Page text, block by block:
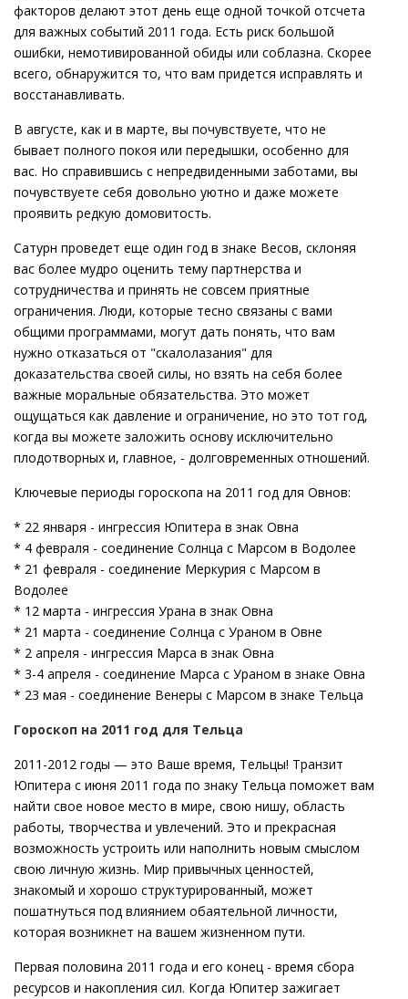
факторов делают этот день еще одной точкой отсчета
для важных событий 2011 года. Есть риск большой
ошибки, немотивированной обиды или соблазна. Скорее
всего, обнаружится то, что вам придется исправлять и
восстанавливать.
В августе, как и в марте, вы почувствуете, что не
бывает полного покоя или передышки, особенно для
вас. Но справившись с непредвиденными заботами, вы
почувствуете себя довольно уютно и даже можете
проявить редкую домовитость.
Сатурн проведет еще один год в знаке Весов, склоняя
вас более мудро оценить тему партнерства и
сотрудничества и принять не совсем приятные
ограничения. Люди, которые тесно связаны с вами
общими программами, могут дать понять, что вам
нужно отказаться от "скалолазания" для
доказательства своей силы, но взять на себя более
важные моральные обязательства. Это может
ощущаться как давление и ограничение, но это тот год,
когда вы можете заложить основу исключительно
плодотворных и, главное, - долговременных отношений.
Ключевые периоды гороскопа на 2011 год для Овнов:
* 22 января - ингрессия Юпитера в знак Овна
* 4 февраля - соединение Солнца с Марсом в Водолее
* 21 февраля - соединение Меркурия с Марсом в
Водолее
* 12 марта - ингрессия Урана в знак Овна
* 21 марта - соединение Солнца с Ураном в Овне
* 2 апреля - ингрессия Марса в знак Овна
* 3-4 апреля - соединение Марса с Ураном в знаке Овна
* 23 мая - соединение Венеры с Марсом в знаке Тельца
Гороскоп на 2011 год для Тельца
2011-2012 годы — это Ваше время, Тельцы! Транзит
Юпитера с июня 2011 года по знаку Тельца поможет вам
найти свое новое место в мире, свою нишу, область
работы, творчества и увлечений. Это и прекрасная
возможность устроить или наполнить новым смыслом
свою личную жизнь. Мир привычных ценностей,
знакомый и хорошо структурированный, может
пошатнуться под влиянием обаятельной личности,
которая возникнет на вашем жизненном пути.
Первая половина 2011 года и его конец - время сбора
ресурсов и накопления сил. Когда Юпитер зажигает